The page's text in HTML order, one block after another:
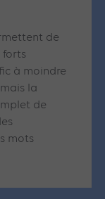
de
forts
à moindre
la
de
mots